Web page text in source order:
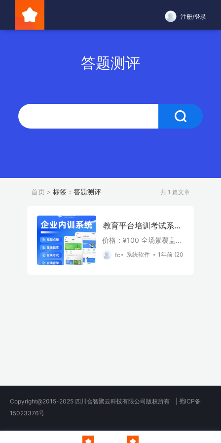
注册/登录
答题测评
首页 > 标签：答题测评 共 1 篇文章
教育平台培训考试系统
在线学习模拟考试答题
测评管理平台
价格：¥100 全场景覆盖，
fc 系统软件 1年前 (2025-08-12)
Copyright@2015-2025 四川合智聚云科技有限公司版权所有 | 蜀ICP备
15023376号